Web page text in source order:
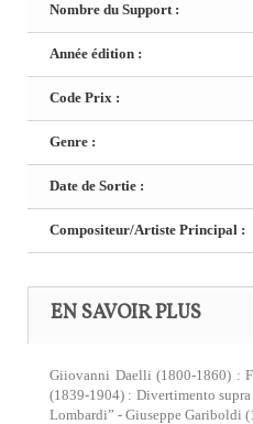
Nombre du Support :
Année édition :
Code Prix :
Genre :
Date de Sortie :
Compositeur/Artiste Principal :
EN SAVOIR PLUS
Giiovanni Daelli (1800-1860) :
(1839-1904) : Divertimento
Lombardi” - Giuseppe Gariboldi